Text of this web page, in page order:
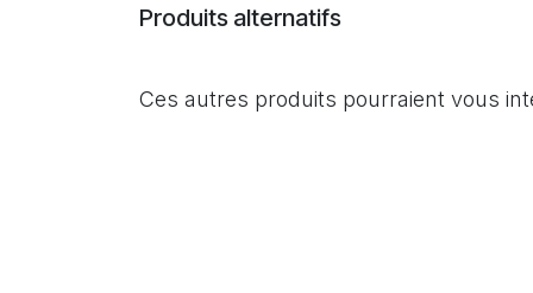
Produits alternatifs
Ces autres produits pourraient vous